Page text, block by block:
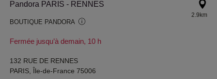
Pandora PARIS - RENNES
BOUTIQUE PANDORA
Fermée jusqu’à demain, 10 h
2.9km
132 RUE DE RENNES
PARIS, Île-de-France 75006